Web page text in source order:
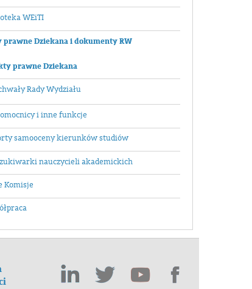
WEiTI
prawne Dziekana i dokumenty RW
prawne Dziekana
Rady Wydziału
i inne funkcje
samooceny kierunków studiów
nauczycieli akademickich
Komisje